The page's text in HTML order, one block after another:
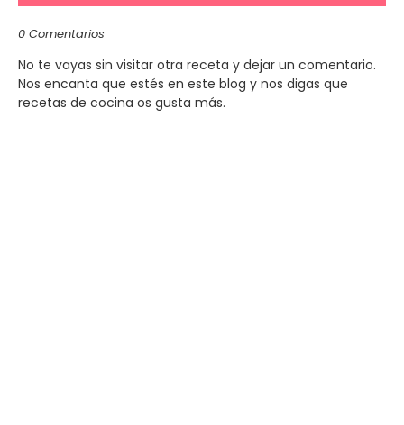
0 Comentarios
No te vayas sin visitar otra receta y dejar un comentario.
Nos encanta que estés en este blog y nos digas que
recetas de cocina os gusta más.